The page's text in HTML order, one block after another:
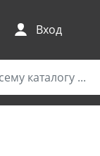
Вход